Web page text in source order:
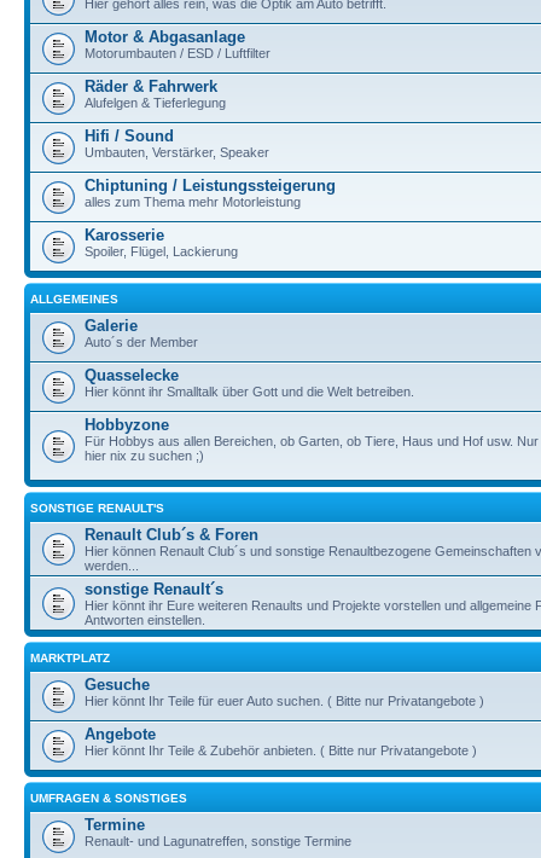
Hier gehört alles rein, was die Optik am Auto betrifft.
Motor & Abgasanlage
Motorumbauten / ESD / Luftfilter
Räder & Fahrwerk
Alufelgen & Tieferlegung
Hifi / Sound
Umbauten, Verstärker, Speaker
Chiptuning / Leistungssteigerung
alles zum Thema mehr Motorleistung
Karosserie
Spoiler, Flügel, Lackierung
ALLGEMEINES
Galerie
Auto´s der Member
Quasselecke
Hier könnt ihr Smalltalk über Gott und die Welt betreiben.
Hobbyzone
Für Hobbys aus allen Bereichen, ob Garten, ob Tiere, Haus und Hof usw.
hier nix zu suchen ;)
SONSTIGE RENAULT'S
Renault Club´s & Foren
Hier können Renault Club´s und sonstige Renaultbezogene Gemeinschaften
werden...
sonstige Renault´s
Hier könnt ihr Eure weiteren Renaults und Projekte vorstellen und allgemeine
Antworten einstellen.
MARKTPLATZ
Gesuche
Hier könnt Ihr Teile für euer Auto suchen. ( Bitte nur Privatangebote )
Angebote
Hier könnt Ihr Teile & Zubehör anbieten. ( Bitte nur Privatangebote )
UMFRAGEN & SONSTIGES
Termine
Renault- und Lagunatreffen, sonstige Termine